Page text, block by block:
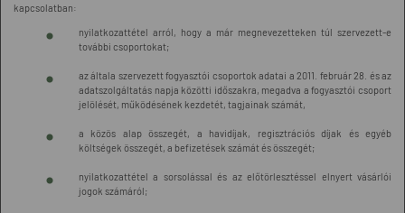
kapcsolatban:
nyilatkozattétel arról, hogy a már megnevezetteken túl szervezett-e
további csoportokat;
az általa szervezett fogyasztói csoportok adatai a 2011. február 28. és az
adatszolgáltatás napja közötti időszakra, megadva a fogyasztói csoport
jelölését, működésének kezdetét, tagjainak számát,
a közös alap összegét, a havidíjak, regisztrációs díjak és egyéb
költségek összegét, a befizetések számát és összegét;
nyilatkozattétel a sorsolással és az előtörlesztéssel elnyert vásárlói
jogok számáról;